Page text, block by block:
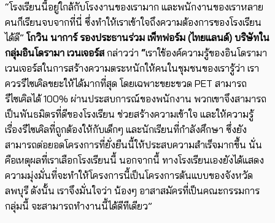
“โรงเรียนนี้อยู่ใกล้กับโรงงานของเรามาก และพนักงานของเราหลาย
คนก็เรียนจบจากที่นี่ ซึ่งทำให้เราเข้าใจถึงความต้องการของโรงเรียน
ได้ดี” โกวิน นาการ์ รองประธานร่วม เพ็ทฟอร์ม (ไทยแลนด์) บริษัทใน
กลุ่มอินโดรามา เวนเจอร์ส กล่าวว่า “เราใช้องค์ความรู้ของอินโดรามา
เวนเจอร์สในการสร้างความตระหนักให้คนในชุมชนของเรารู้ว่า เรา
ควรรีไซเคิลขยะให้ได้มากที่สุด โดยเฉพาะขยะขวด PET สามารถ
รีไซเคิลได้100% ผ่านประสบการณ์ของพนักงาน พวกเขาจึงสามารถ
เป็นพันธมิตรที่ดีของโรงเรียน ช่วยสร้างความเข้าใจ และให้ความรู้
เรื่องรีไซเคิลที่ถูกต้องให้กับเด็กๆ และนักเรียนที่กำลังศึกษา ซึ่งยัง
สามารถต่อยอดโครงการที่ยั่งยืนนี้ให้ประสบความสำเร็จมากขึ้น นั่น
คือเหตุผลที่เราเลือกโรงเรียนนี้ นอกจากนี้ ทางโรงเรียนเองยังได้แสดง
ความมุ่งมั่นที่จะทำให้โครงการนี้เป็นโครงการต้นแบบของจังหวัด
ลพบุรี ดังนั้น เราจึงมั่นใจว่า น้องๆ อาสาสมัครที่เป็นคณะกรรมการ
กลุ่มนี้ จะสามารถทำงานนี้ได้ดีทีเดียว”